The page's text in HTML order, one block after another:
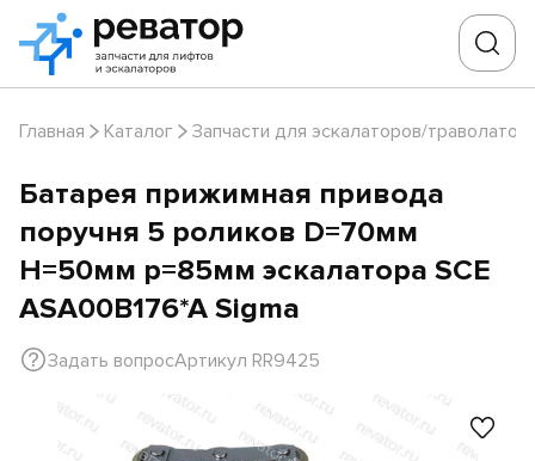
Главная Каталог Запчасти для эскалаторов/
Батарея прижимная привода
поручня 5 роликов D=70мм
H=50мм p=85мм эскалатора SCE
ASA00B176*A Sigma
Задать вопросАртикул RR9425